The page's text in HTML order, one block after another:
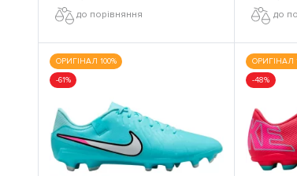
до порівняння
до
ОРИГІНАЛ 100%
-61%
ОРИГІНАЛ
-48%